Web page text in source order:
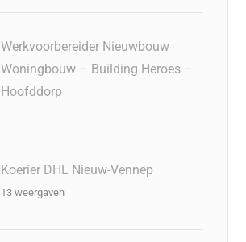
Werkvoorbereider Nieuwbouw
Woningbouw – Building Heroes –
Hoofddorp
Koerier DHL Nieuw-Vennep
13 weergaven